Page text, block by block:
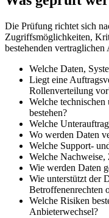
Die Prüfung richtet sich
Zugriffsmöglichkeiten,
bestehenden vertraglichen
Welche Daten,
Liegt eine
Rollenverteilung
Welche technischen
bestehen?
Welche
Wo werden Daten
Welche Support-
Welche
Wie werden Daten
Wie unterstützt der
Betroffenenrechten
Welche Risiken
Anbieterwechsel?